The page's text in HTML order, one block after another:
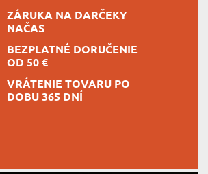
ZÁRUKA NA DARČEKY
NAČAS
BEZPLATNÉ DORUČENIE
OD 50 €
VRÁTENIE TOVARU PO
DOBU 365 DNÍ